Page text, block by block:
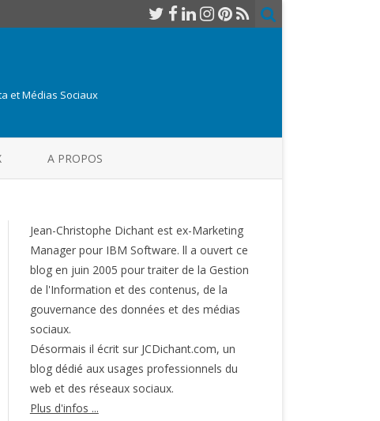
et Médias Sociaux
A PROPOS
Jean-Christophe Dichant est ex-Marketing
Manager pour IBM Software. ll a ouvert ce
blog en juin 2005 pour traiter de la Gestion
de l'Information et des contenus, de la
gouvernance des données et des médias
sociaux.
Désormais il écrit sur JCDichant.com, un
blog dédié aux usages professionnels du
web et des réseaux sociaux.
Plus d'infos ...